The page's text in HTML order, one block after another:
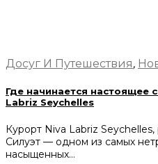
Досуг И Путешествия,
Где начинается настоящее
Labriz Seychelles
Курорт Niva Labriz
Силуэт — одном из самых
насыщенных…